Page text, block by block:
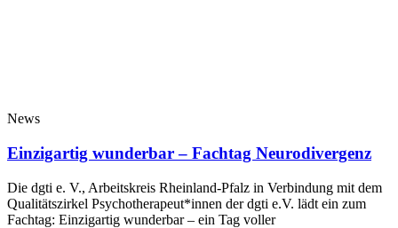
News
Einzigartig wunderbar – Fachtag Neurodivergenz
Die dgti e. V., Arbeitskreis Rheinland-Pfalz in Verbindung mit dem
Qualitätszirkel Psychotherapeut*innen der dgti e.V. lädt ein zum
Fachtag: Einzigartig wunderbar – ein Tag voller